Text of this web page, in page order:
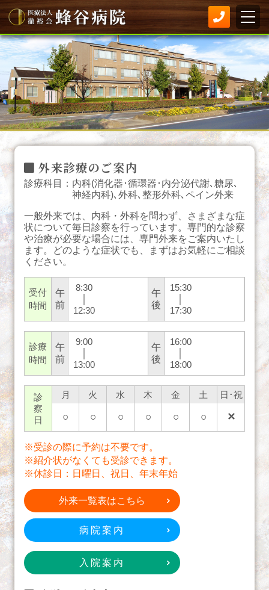
外来診療のご案内
診療科目：内科(消化器･循環器･内分泌代謝､糖尿､
神経内科)､外科､整形外科､ペイン外来
一般外来では、内科・外科を問わず、さまざまな症
状について毎日診察を行っています。専門的な診察
や治療が必要な場合には、専門外来をご案内いたし
ます。どのような症状でも、まずはお気軽にご相談
ください。
受付
時間
午
前
8:30
12:30
午
後
15:30
17:30
診療
時間
午
前
9:00
13:00
午
後
16:00
18:00
診
察
日
月 火 水 木 金 土 日･祝
○ ○ ○ ○ ○ ○ ✕
※受診の際に予約は不要です。
※紹介状がなくても受診できます。
※休診日：日曜日、祝日、年末年始
外来一覧表はこちら
病院案内
入院案内